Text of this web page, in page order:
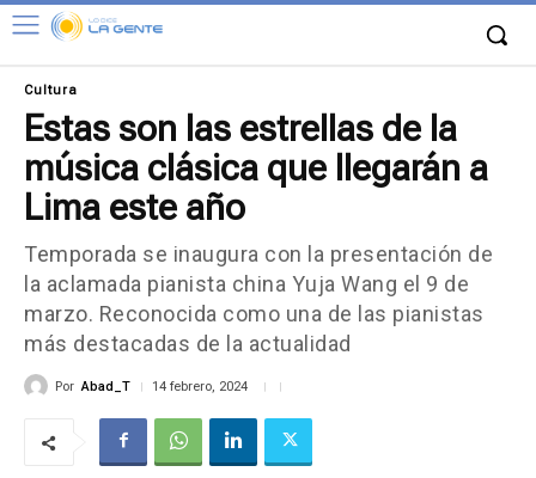
Cultura
Estas son las estrellas de la
música clásica que llegarán a
Lima este año
Temporada se inaugura con la presentación de
la aclamada pianista china Yuja Wang el 9 de
marzo. Reconocida como una de las pianistas
más destacadas de la actualidad
Por Abad_T 14 febrero, 2024